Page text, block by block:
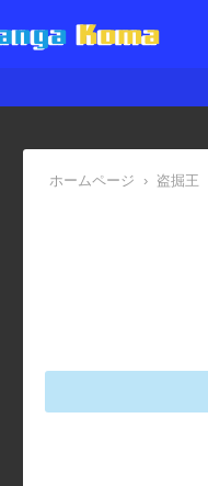
ホームページ › 盗掘王